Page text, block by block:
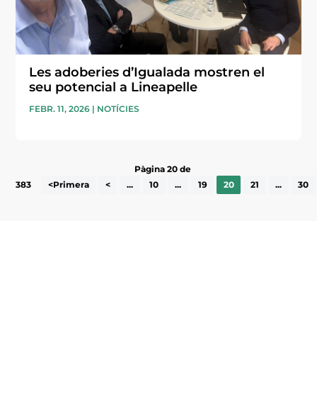
Les adoberies d’Igualada mostren el
seu potencial a Lineapelle
FEBR. 11, 2026 | NOTÍCIES
Pàgina 20 de
383
<Primera < ... 10 ... 19 20 21 ... 30